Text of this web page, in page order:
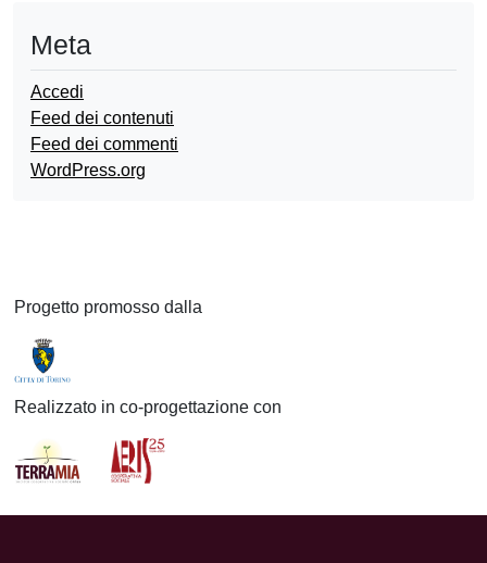
Meta
Accedi
Feed dei contenuti
Feed dei commenti
WordPress.org
Progetto promosso dalla
Realizzato in co-progettazione con